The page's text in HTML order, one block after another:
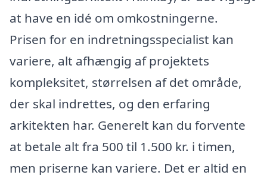
at have en idé om omkostningerne.
Prisen for en indretningsspecialist kan
variere, alt afhængig af projektets
kompleksitet, størrelsen af det område,
der skal indrettes, og den erfaring
arkitekten har. Generelt kan du forvente
at betale alt fra 500 til 1.500 kr. i timen,
men priserne kan variere. Det er altid en